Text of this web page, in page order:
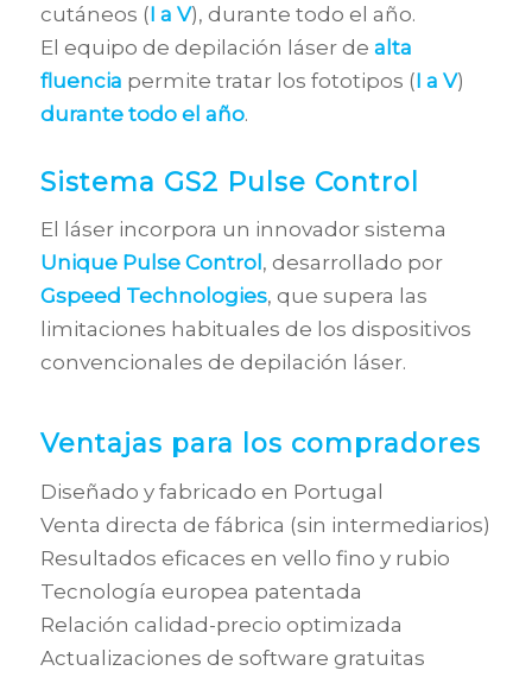
cutáneos (I a V), durante todo el año.
El equipo de depilación láser de alta
fluencia permite tratar los fototipos (I a V)
durante todo el año.
Sistema GS2 Pulse Control
El láser incorpora un innovador sistema
Unique Pulse Control, desarrollado por
Gspeed Technologies, que supera las
limitaciones habituales de los dispositivos
convencionales de depilación láser.
Ventajas para los compradores
Diseñado y fabricado en Portugal
Venta directa de fábrica (sin intermediarios)
Resultados eficaces en vello fino y rubio
Tecnología europea patentada
Relación calidad-precio optimizada
Actualizaciones de software gratuitas